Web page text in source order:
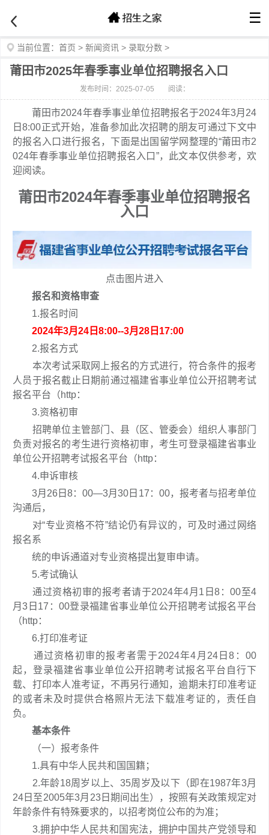
☰
当前位置： 首页 > 新闻资讯 > 录取分数 >
莆田市2025年春季事业单位招聘报名入口
发布时间：2025-07-05 阅读：
莆田市2024年春季事业单位招聘报名于2024年3月24
日8:00正式开始，准备参加此次招聘的朋友可通过下文中
的报名入口进行报名，下面是出国留学网整理的“莆田市2
024年春季事业单位招聘报名入口”，此文本仅供参考，欢
迎阅读。
莆田市2024年春季事业单位招聘报名
入口
点击图片进入
报名和资格审查
1.报名时间
2024年3月24日8:00--3月28日17:00
2.报名方式
本次考试采取网上报名的方式进行，符合条件的报考
人员于报名截止日期前通过福建省事业单位公开招聘考试
报名平台（http：
3.资格初审
招聘单位主管部门、县（区、管委会）组织人事部门
负责对报名的考生进行资格初审，考生可登录福建省事业
单位公开招聘考试报名平台（http：
4.申诉审核
3月26日8：00—3月30日17：00，报考者与招考单位
沟通后，
对“专业资格不符”结论仍有异议的，可及时通过网络
报名系
统的申诉通道对专业资格提出复审申请。
5.考试确认
通过资格初审的报考者请于2024年4月1日8：00至4
月3日17：00登录福建省事业单位公开招聘考试报名平台
（http：
6.打印准考证
通过资格初审的报考者需于2024年4月24日8：00
起，登录福建省事业单位公开招聘考试报名平台自行下
载、打印本人准考证，不再另行通知，逾期未打印准考证
的或者未及时提供合格照片无法下载准考证的，责任自
负。
基本条件
（一）报考条件
1.具有中华人民共和国国籍；
2.年龄18周岁以上、35周岁及以下（即在1987年3月
24日至2005年3月23日期间出生），按照有关政策规定对
年龄条件有特殊要求的，以招考岗位公布的为准；
3.拥护中华人民共和国宪法，拥护中国共产党领导和